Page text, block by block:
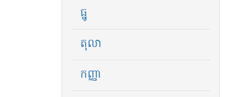
ធ្នូ
តុលា
កញ្ញា